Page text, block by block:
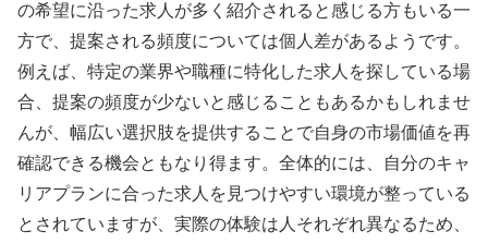
の希望に沿った求人が多く紹介されると感じる方もいる一
方で、提案される頻度については個人差があるようです。
例えば、特定の業界や職種に特化した求人を探している場
合、提案の頻度が少ないと感じることもあるかもしれませ
んが、幅広い選択肢を提供することで自身の市場価値を再
確認できる機会ともなり得ます。全体的には、自分のキャ
リアプランに合った求人を見つけやすい環境が整っている
とされていますが、実際の体験は人それぞれ異なるため、